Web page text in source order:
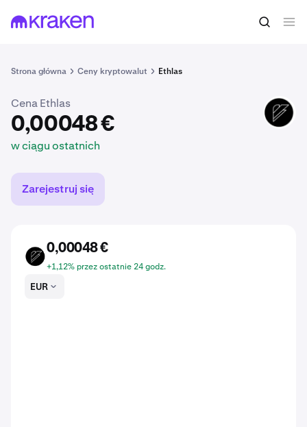
Strona główna Ceny kryptowalut Ethlas
0,00048 € Kup ELS
Cena Ethlas
0,00048 €
w ciągu ostatnich
ELS
Zarejestruj się
ELS
0,00048 €
+1,12% przez ostatnie 24 godz.
EUR